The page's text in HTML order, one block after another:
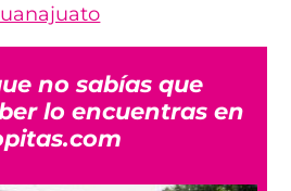
no sabías que
lo encuentras en